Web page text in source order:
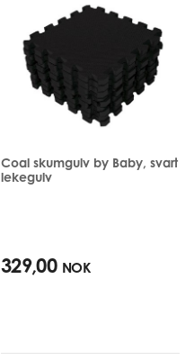
Coal skumgulv by Baby, svart
lekegulv
329,00 NOK